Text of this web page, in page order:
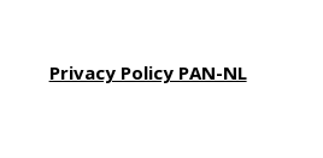
Privacy Policy PAN-NL